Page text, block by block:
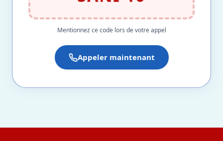
Mentionnez ce code lors de votre appel
Appeler maintenant